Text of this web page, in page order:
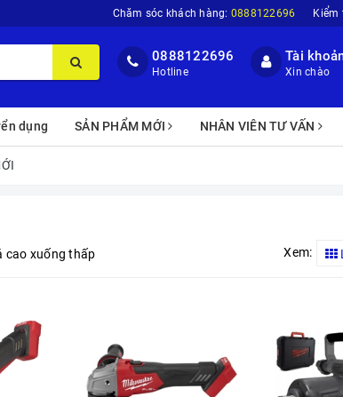
Chăm sóc khách hàng: 0888122696 Kiểm
0888122696
Hotline
Tài
Xin chào
dụng SẢN PHẨM MỚI NHÂN VIÊN TƯ VẤN
cao xuống thấp Xem: